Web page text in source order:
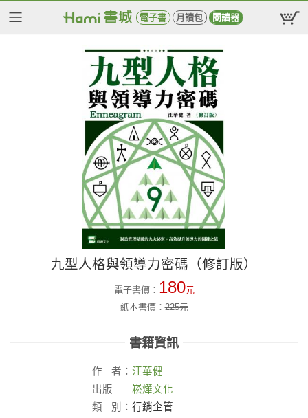
電子書 月讀包 閱讀器
九型人格與領導力密碼（修訂版）
電子書價： 180元
紙本書價：225元
書籍資訊
作 者： 汪華健
出版
社：
崧燁文化
類
別： 行銷企管